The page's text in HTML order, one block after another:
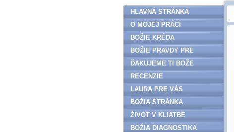
HLAVNÁ STRÁNKA
O MOJEJ PRÁCI
BOŽIE KRÉDA
BOŽIE PRAVDY PRE
ĽUDSTVO
ĎAKUJEME TI BOŽE
RECENZIE
LAURA PRE VÁS
BOŽIA STRÁNKA
ŽIVOT V KLIATBE
BOŽIA DIAGNOSTIKA